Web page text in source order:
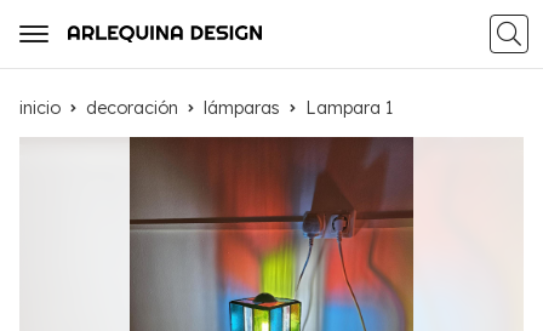
inicio decoración lámparas Lampara 1